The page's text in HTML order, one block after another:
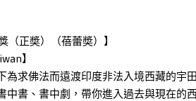
（正奬）（蓓蕾奬）】
】
為求佛法而遠渡印度非法入境西藏的宇
中書、書中劇，帶你進入過去與現在的